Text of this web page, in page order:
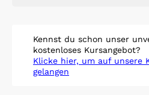
Kennst du schon unser
kostenloses Kursangebot?
Klicke hier, um auf unsere
gelangen